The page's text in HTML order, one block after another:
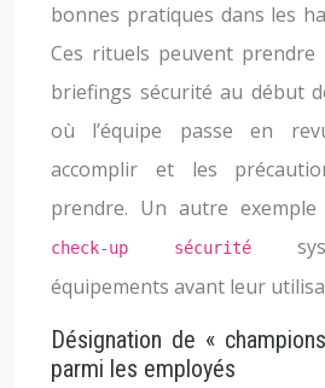
bonnes pratiques dans les
Ces rituels peuvent
briefings sécurité au début
où l’équipe passe en
accomplir et les
prendre. Un autre
check-up sécurité
équipements avant leur
Désignation de «
parmi les employés